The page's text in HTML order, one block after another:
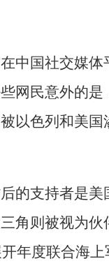
中国社交媒体
网民意外的是
以色列和美国
的支持者是美
角则被视为伙
年度联合海上